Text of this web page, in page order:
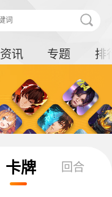
资讯 专题 排
卡牌 回合